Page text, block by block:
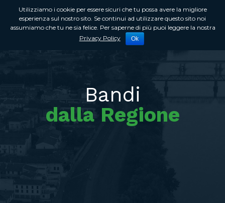
Bandi
dalla Regione
Utilizziamo i cookie per essere sicuri che tu possa avere la migliore
esperienza sul nostro sito. Se continui ad utilizzare questo sito noi
assumiamo che tu ne sia felice. Per saperne di più puoi leggere la nostra
Privacy Policy
Ok